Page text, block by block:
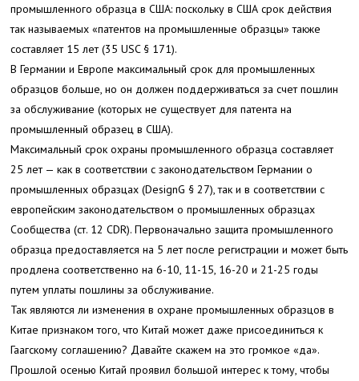
промышленного образца в США: поскольку в США срок действия
так называемых «патентов на промышленные образцы» также
составляет 15 лет (35 USC § 171).
В Германии и Европе максимальный срок для промышленных
образцов больше, но он должен поддерживаться за счет пошлин
за обслуживание (которых не существует для патента на
промышленный образец в США).
Максимальный срок охраны промышленного образца составляет
25 лет — как в соответствии с законодательством Германии о
промышленных образцах (DesignG § 27), так и в соответствии с
европейским законодательством о промышленных образцах
Сообщества (ст. 12 CDR). Первоначально защита промышленного
образца предоставляется на 5 лет после регистрации и может быть
продлена соответственно на 6-10, 11-15, 16-20 и 21-25 годы
путем уплаты пошлины за обслуживание.
Так являются ли изменения в охране промышленных образцов в
Китае признаком того, что Китай может даже присоединиться к
Гаагскому соглашению? Давайте скажем на это громкое «да».
Прошлой осенью Китай проявил большой интерес к тому, чтобы